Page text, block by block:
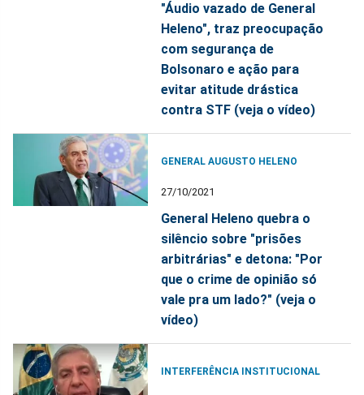
"Áudio vazado de General
Heleno", traz preocupação
com segurança de
Bolsonaro e ação para
evitar atitude drástica
contra STF (veja o vídeo)
GENERAL AUGUSTO HELENO
27/10/2021
General Heleno quebra o
silêncio sobre "prisões
arbitrárias" e detona: "Por
que o crime de opinião só
vale pra um lado?" (veja o
vídeo)
INTERFERÊNCIA INSTITUCIONAL